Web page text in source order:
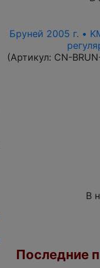
Бруней 2005 г. •
(Артикул: CN-
В
Последние